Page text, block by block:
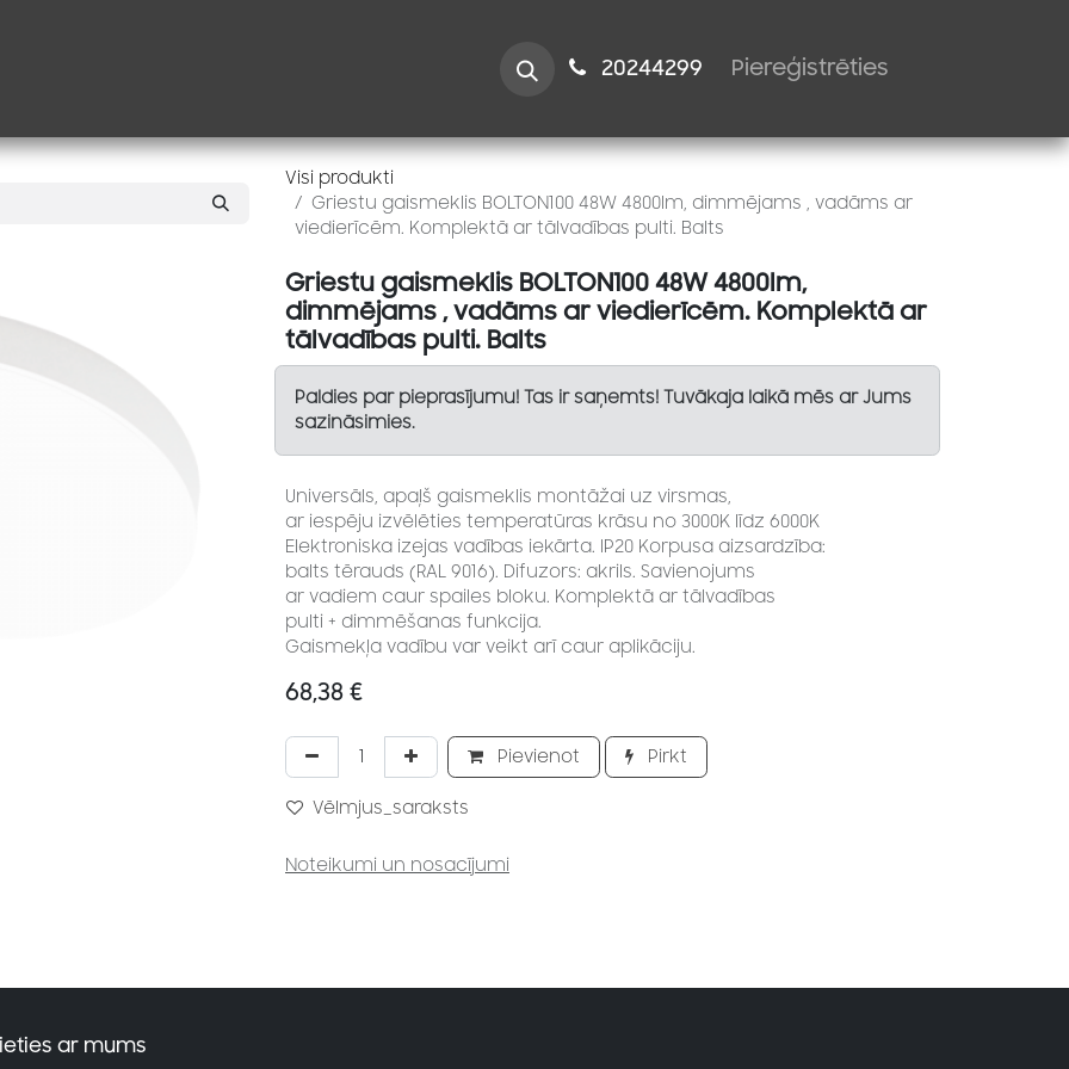
Speciālistiem 2024​​4299 Piereģistrēties
Visi produkti
Griestu gaismeklis BOLTON100 48W 4800lm, dimmējams , vadāms ar
viedierīcēm. Komplektā ar tālvadības pulti. Balts
Griestu gaismeklis BOLTON100 48W 4800lm,
dimmējams , vadāms ar viedierīcēm. Komplektā ar
tālvadības pulti. Balts
Paldies par pieprasījumu! Tas ir saņemts! Tuvākaja laikā mēs ar Jums
sazināsimies.
Universāls, apaļš gaismeklis montāžai uz virsmas,
ar iespēju izvēlēties temperatūras krāsu no 3000K līdz 6000K
Elektroniska izejas vadības iekārta. IP20 Korpusa aizsardzība:
balts tērauds (RAL 9016). Difuzors: akrils. Savienojums
ar vadiem caur spailes bloku. Komplektā ar tālvadības
pulti + dimmēšanas funkcija.
Gaismekļa vadību var veikt arī caur aplikāciju.
68,38 €
Pievienot Pirkt
Vēlmjus_saraksts
Noteikumi un nosacījumi
ar mums